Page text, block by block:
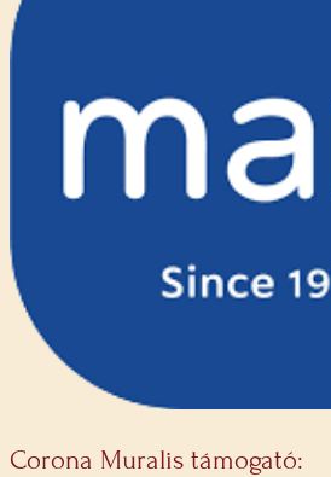
Corona Muralis támogató: